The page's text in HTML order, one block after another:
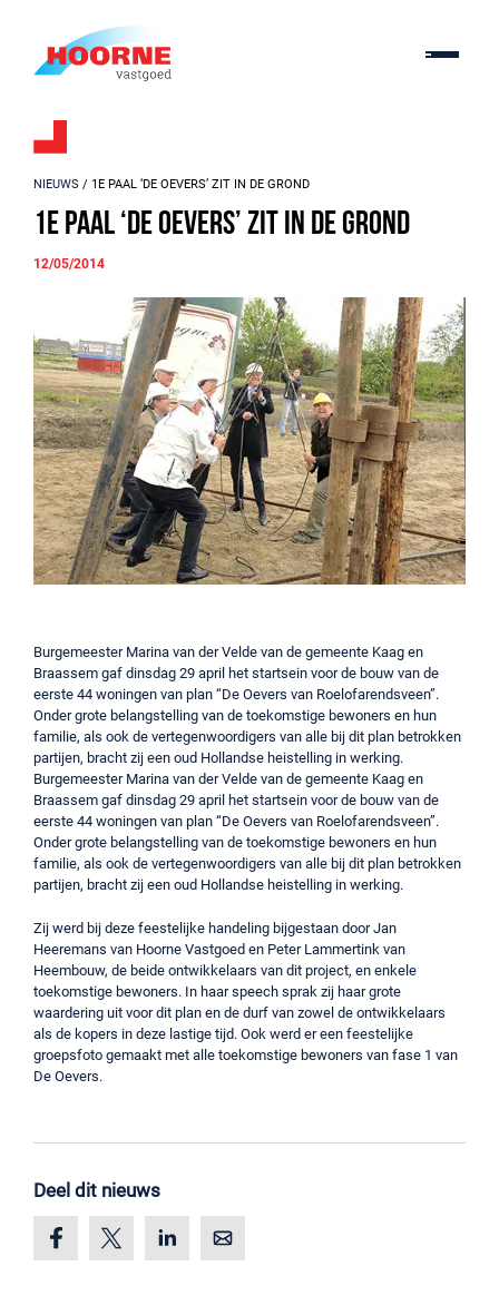
NIEUWS / 1E PAAL ‘DE OEVERS’ ZIT IN DE GROND
1e paal ‘De Oevers’ zit in de grond
12/05/2014
Burgemeester Marina van der Velde van de gemeente Kaag en
Braassem gaf dinsdag 29 april het startsein voor de bouw van de
eerste 44 woningen van plan “De Oevers van Roelofarendsveen”.
Onder grote belangstelling van de toekomstige bewoners en hun
familie, als ook de vertegenwoordigers van alle bij dit plan betrokken
partijen, bracht zij een oud Hollandse heistelling in werking.
Burgemeester Marina van der Velde van de gemeente Kaag en
Braassem gaf dinsdag 29 april het startsein voor de bouw van de
eerste 44 woningen van plan “De Oevers van Roelofarendsveen”.
Onder grote belangstelling van de toekomstige bewoners en hun
familie, als ook de vertegenwoordigers van alle bij dit plan betrokken
partijen, bracht zij een oud Hollandse heistelling in werking.
Zij werd bij deze feestelijke handeling bijgestaan door Jan
Heeremans van Hoorne Vastgoed en Peter Lammertink van
Heembouw, de beide ontwikkelaars van dit project, en enkele
toekomstige bewoners. In haar speech sprak zij haar grote
waardering uit voor dit plan en de durf van zowel de ontwikkelaars
als de kopers in deze lastige tijd. Ook werd er een feestelijke
groepsfoto gemaakt met alle toekomstige bewoners van fase 1 van
De Oevers.
Deel dit nieuws